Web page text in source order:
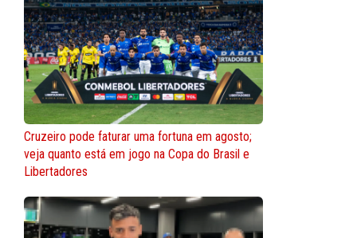
Cruzeiro pode faturar uma fortuna em agosto;
veja quanto está em jogo na Copa do Brasil e
Libertadores